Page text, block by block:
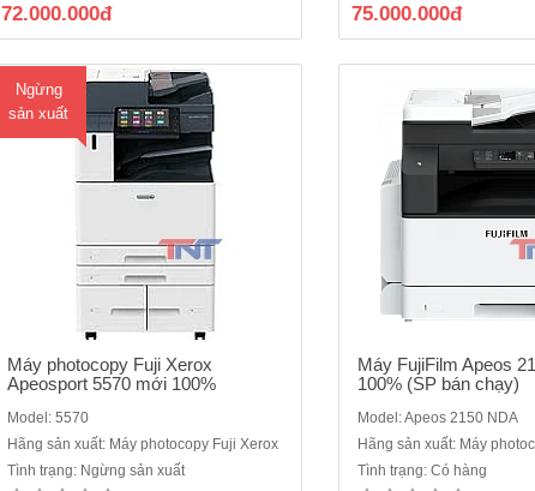
72.000.000đ 75.000.000đ
Ngừng
sản xuất
hình cảm ứng màu chạm tay không dùng
Máy photocopy Fuji Xerox
Apeosport 5570 mới 100%
Model: 5570
Hãng sản xuất: Máy photocopy Fuji Xerox
Tình trạng: Ngừng sản xuất
Copy/Print/Scan
Máy FujiFilm Apeos
100% (SP bán chạy)
Model: Apeos 2150 NDA
Hãng sản xuất: Máy
Tình trạng: Có hàng
Máy photocopy đa chức năng đen trắng
Máy photocopy đa chức